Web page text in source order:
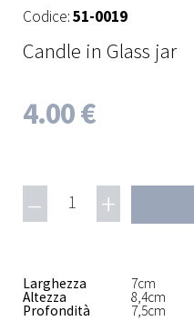
Codice:51-0019
Candle in Glass jar
4.00 €
– 1 +
Larghezza 7cm
Altezza 8,4cm
Profondità 7,5cm